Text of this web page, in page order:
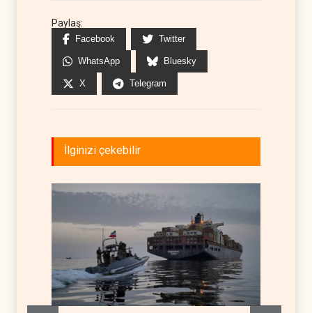
Paylaş:
Facebook Twitter
WhatsApp Bluesky
X Telegram
İlginizi çekebilir